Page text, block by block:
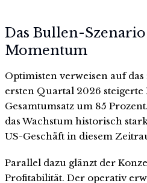
Das Bullen-
Momentum
Optimisten verweisen auf
ersten Quartal 2026 steigerte
Gesamtumsatz um 85
das Wachstum historisch
US-Geschäft in diesem
Parallel dazu glänzt der
Profitabilität. Der operativ